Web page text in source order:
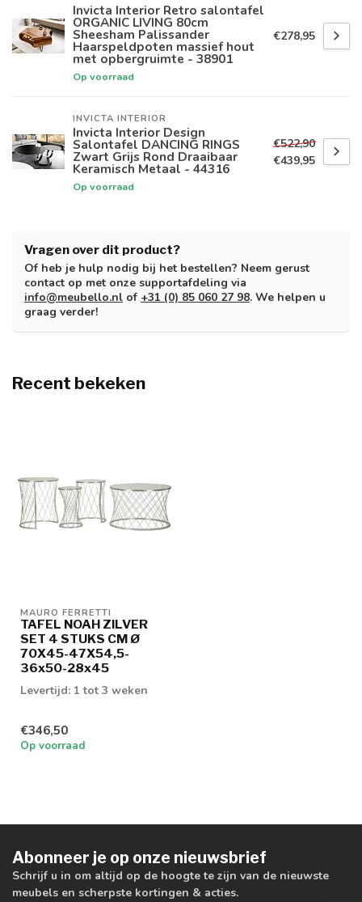
Invicta Interior Retro salontafel
ORGANIC LIVING 80cm
Sheesham Palissander
Haarspeldpoten massief hout
met opbergruimte - 38901
Op voorraad
€278,95
INVICTA INTERIOR
Invicta Interior Design
Salontafel DANCING RINGS
Zwart Grijs Rond Draaibaar
Keramisch Metaal - 44316
Op voorraad
€522,90
€439,95
Vragen over dit product?
Of heb je hulp nodig bij het bestellen? Neem gerust
contact op met onze supportafdeling via
info@meubello.nl of +31 (0) 85 060 27 98. We helpen u
graag verder!
Recent bekeken
MAURO FERRETTI
TAFEL NOAH ZILVER
SET 4 STUKS CM Ø
70X45-47X54,5-
36x50-28x45
Levertijd: 1 tot 3 weken
€346,50
Op voorraad
Abonneer je op onze nieuwsbrief
Schrijf u in om altijd op de hoogte te zijn van de nieuwste
meubels en scherpste kortingen & acties.